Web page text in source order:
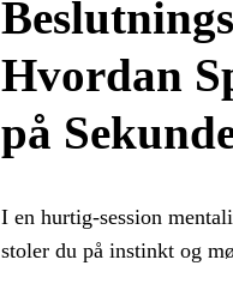
Hvordan
på
I en hurtig‑session
stoler du på instinkt og